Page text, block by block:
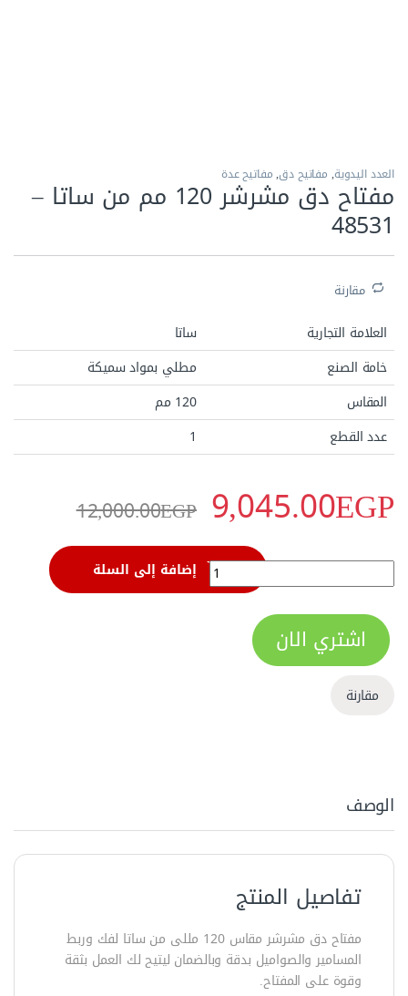
العدد اليدوية, مفاتيح دق,مفاتيح عدة
مفتاح دق مشرشر 120 مم من ساتا –
مقارنة
العلامة التجارية
ساتا
خامة الصنع
مطلي بمواد سميكة
المقاس
120 مم
عدد القطع
1
9,045.00EGP
12,000.00EGP
مفتاح دق مشرشر 120 مم من ساتا - ‏‏48531‏ quantity إضافة إلى السلة
اشتري الان
مقارنة
الوصف
تفاصيل المنتج
مفتاح دق مشرشر مقاس 120 مللى من ساتا لفك وربط
المسامير والصواميل بدقة وبالضمان ليتيح لك العمل بثقة
وقوة على المفتاح.